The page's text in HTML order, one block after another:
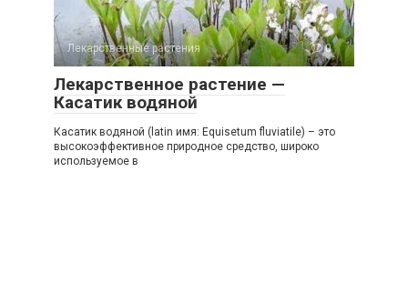
Лекарственные растения 0
Лекарственное растение —
Касатик водяной
Касатик водяной (latin имя: Equisetum fluviatile) – это
высокоэффективное природное средство, широко
используемое в